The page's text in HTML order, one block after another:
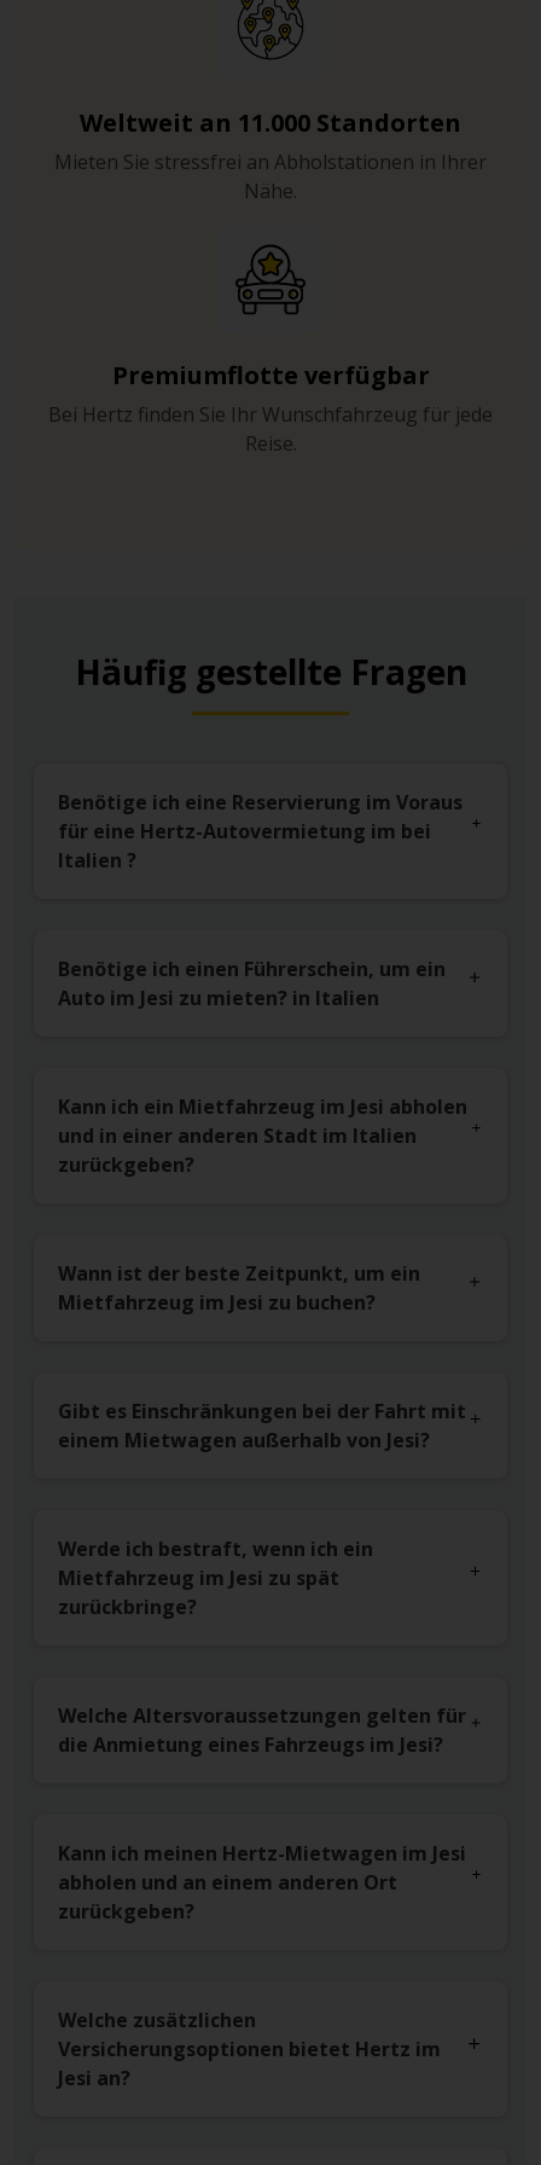
Weltweit an 11.000 Standorten
Mieten Sie stressfrei an Abholstationen in Ihrer
Nähe.
Premiumflotte verfügbar
Bei Hertz finden Sie Ihr Wunschfahrzeug für jede
Reise.
Häufig gestellte Fragen
Benötige ich eine Reservierung im Voraus
für eine Hertz-Autovermietung im bei
Italien ?
Benötige ich einen Führerschein, um ein
Auto im Jesi zu mieten? in Italien
Kann ich ein Mietfahrzeug im Jesi abholen
und in einer anderen Stadt im Italien
zurückgeben?
Wann ist der beste Zeitpunkt, um ein
Mietfahrzeug im Jesi zu buchen?
Gibt es Einschränkungen bei der Fahrt mit
einem Mietwagen außerhalb von Jesi?
Werde ich bestraft, wenn ich ein
Mietfahrzeug im Jesi zu spät
zurückbringe?
Welche Altersvoraussetzungen gelten für
die Anmietung eines Fahrzeugs im Jesi?
Kann ich meinen Hertz-Mietwagen im Jesi
abholen und an einem anderen Ort
zurückgeben?
Welche zusätzlichen
Versicherungsoptionen bietet Hertz im
Jesi an?